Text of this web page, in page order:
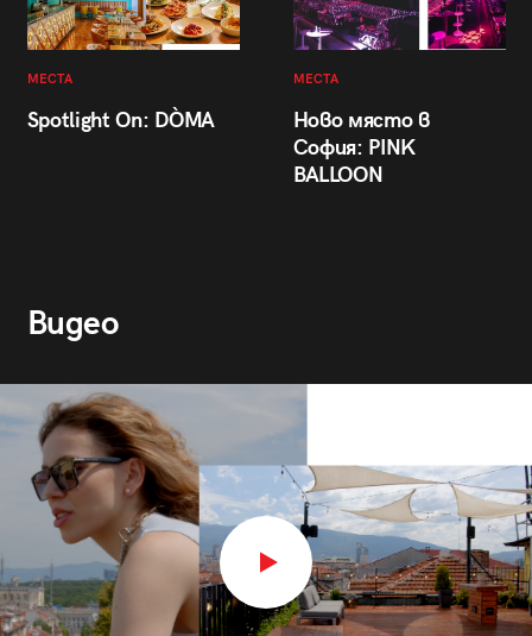
МЕСТА
Spotlight On: DÒMA
МЕСТА
Ново място в
София: PINK
BALLOON
Видео